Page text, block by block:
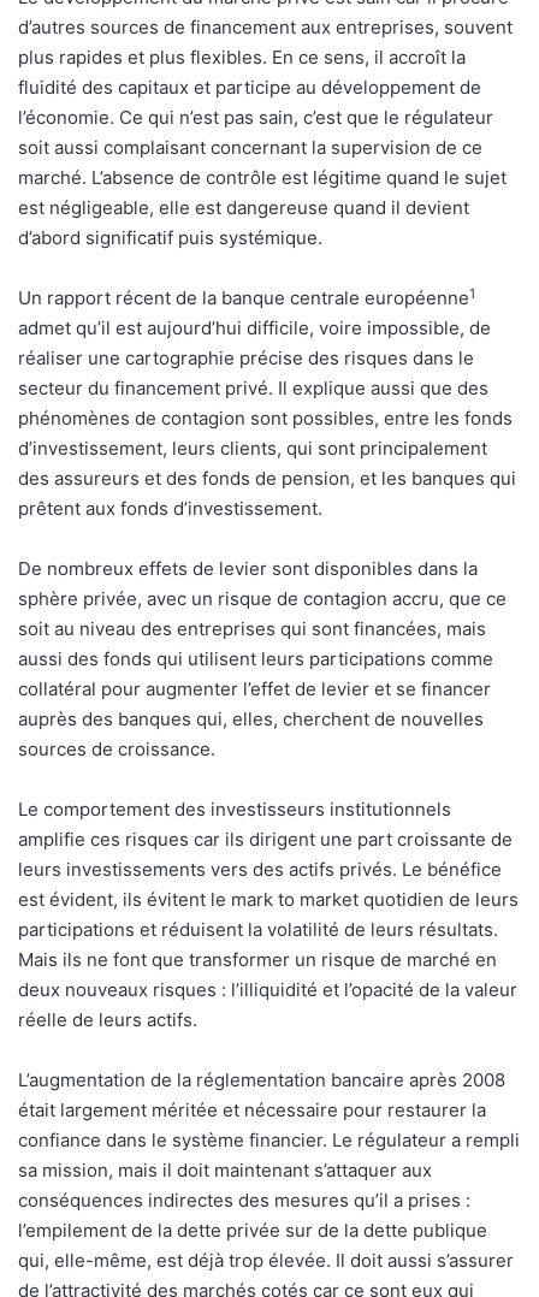
d’autres sources de financement aux entreprises, souvent
plus rapides et plus flexibles. En ce sens, il accroît la
fluidité des capitaux et participe au développement de
l’économie. Ce qui n’est pas sain, c’est que le régulateur
soit aussi complaisant concernant la supervision de ce
marché. L’absence de contrôle est légitime quand le sujet
est négligeable, elle est dangereuse quand il devient
d’abord significatif puis systémique.
Un rapport récent de la banque centrale européenne1
admet qu’il est aujourd’hui difficile, voire impossible, de
réaliser une cartographie précise des risques dans le
secteur du financement privé. Il explique aussi que des
phénomènes de contagion sont possibles, entre les fonds
d’investissement, leurs clients, qui sont principalement
des assureurs et des fonds de pension, et les banques qui
prêtent aux fonds d’investissement.
De nombreux effets de levier sont disponibles dans la
sphère privée, avec un risque de contagion accru, que ce
soit au niveau des entreprises qui sont financées, mais
aussi des fonds qui utilisent leurs participations comme
collatéral pour augmenter l’effet de levier et se financer
auprès des banques qui, elles, cherchent de nouvelles
sources de croissance.
Le comportement des investisseurs institutionnels
amplifie ces risques car ils dirigent une part croissante de
leurs investissements vers des actifs privés. Le bénéfice
est évident, ils évitent le mark to market quotidien de leurs
participations et réduisent la volatilité de leurs résultats.
Mais ils ne font que transformer un risque de marché en
deux nouveaux risques : l’illiquidité et l’opacité de la valeur
réelle de leurs actifs.
L’augmentation de la réglementation bancaire après 2008
était largement méritée et nécessaire pour restaurer la
confiance dans le système financier. Le régulateur a rempli
sa mission, mais il doit maintenant s’attaquer aux
conséquences indirectes des mesures qu’il a prises :
l’empilement de la dette privée sur de la dette publique
qui, elle-même, est déjà trop élevée. Il doit aussi s’assurer
de l’attractivité des marchés cotés car ce sont eux qui